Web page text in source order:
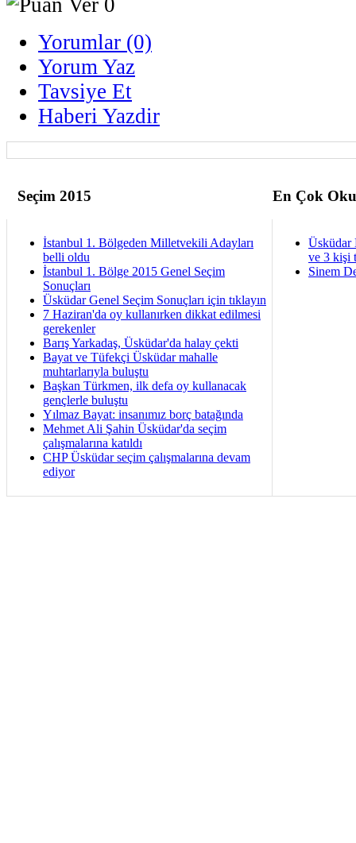
Yorumlar (0)
Yorum Yaz
Tavsiye Et
Haberi Yazdir
Seçim 2015 En Çok
İstanbul 1. Bölgeden Milletvekili Adayları
belli oldu
İstanbul 1. Bölge 2015 Genel Seçim
Sonuçları
Üsküdar Genel Seçim Sonuçları için tıklayın
7 Haziran'da oy kullanırken dikkat edilmesi
gerekenler
Barış Yarkadaş, Üsküdar'da halay çekti
Bayat ve Tüfekçi Üsküdar mahalle
muhtarlarıyla buluştu
Başkan Türkmen, ilk defa oy kullanacak
gençlerle buluştu
Yılmaz Bayat: insanımız borç batağında
Mehmet Ali Şahin Üsküdar'da seçim
çalışmalarına katıldı
CHP Üsküdar seçim çalışmalarına devam
ediyor
Üsküdar
ve 3 kişi
Sinem